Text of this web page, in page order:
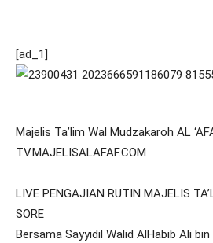
[ad_1]
Majelis Ta’lim Wal Mudzakaroh AL
TV.MAJELISALAFAF.COM
LIVE PENGAJIAN RUTIN MAJELIS
SORE
Bersama Sayyidil Walid AlHabib Ali